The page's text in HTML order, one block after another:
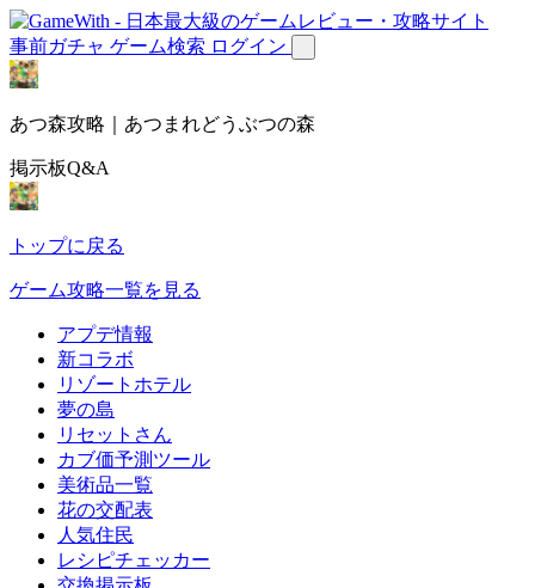
事前ガチャ ゲーム検索 ログイン
あつ森攻略｜あつまれどうぶつの森
掲示板Q&A
トップに戻る
ゲーム攻略一覧を見る
アプデ情報
新コラボ
リゾートホテル
夢の島
リセットさん
カブ価予測ツール
美術品一覧
花の交配表
人気住民
レシピチェッカー